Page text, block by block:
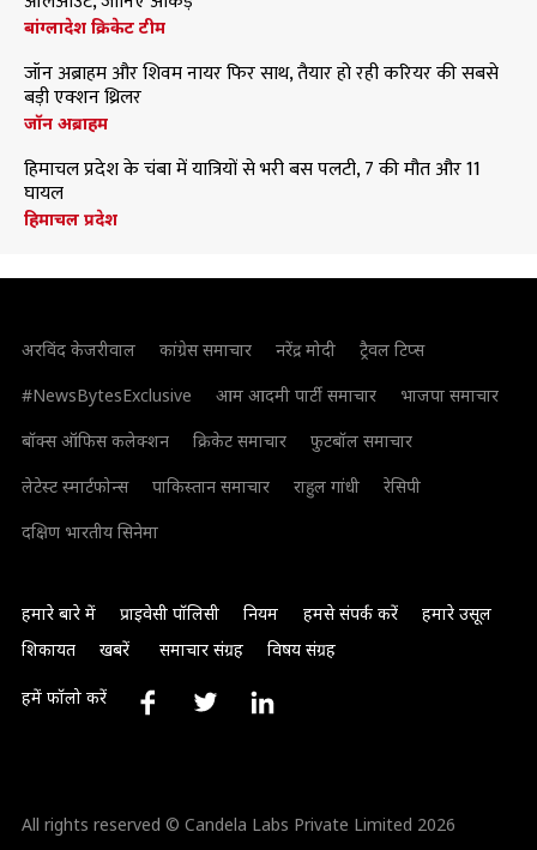
बांग्लादेश क्रिकेट टीम
जॉन अब्राहम और शिवम नायर फिर साथ, तैयार हो रही करियर की सबसे
बड़ी एक्शन थ्रिलर
जॉन अब्राहम
हिमाचल प्रदेश के चंबा में यात्रियों से भरी बस पलटी, 7 की मौत और 11
घायल
हिमाचल प्रदेश
अरविंद केजरीवाल कांग्रेस समाचार नरेंद्र मोदी
ट्रैवल टिप्स
#NewsBytesExclusive
आम आदमी पार्टी समाचार
भाजपा समाचार
बॉक्स ऑफिस कलेक्शन
क्रिकेट समाचार
फुटबॉल समाचार
लेटेस्ट स्मार्टफोन्स
पाकिस्तान समाचार राहुल गांधी
रेसिपी
दक्षिण भारतीय सिनेमा
हमारे बारे में प्राइवेसी पॉलिसी नियम हमसे संपर्क करें
हमारे उसूल
शिकायत
खबरें समाचार संग्रह विषय संग्रह
हमें फॉलो करें
All rights reserved © Candela Labs Private Limited 2026